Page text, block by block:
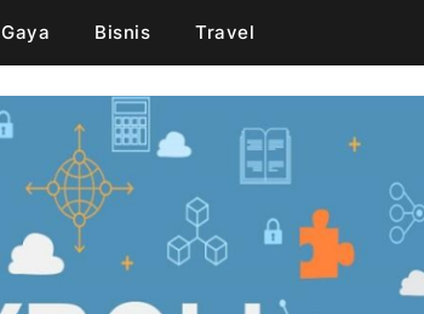
Gaya Bisnis Travel